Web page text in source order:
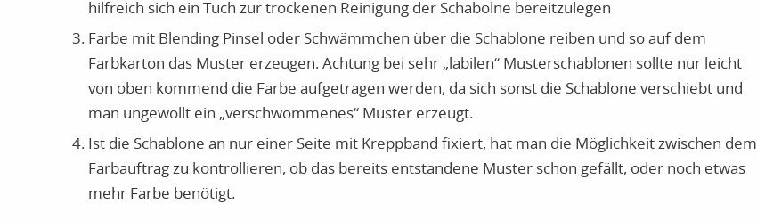
hilfreich sich ein Tuch zur trockenen Reinigung der Schabolne bereitzulegen
Farbe mit Blending Pinsel oder Schwämmchen über die Schablone reiben und so auf dem
Farbkarton das Muster erzeugen. Achtung bei sehr „labilen“ Musterschablonen sollte nur leicht
von oben kommend die Farbe aufgetragen werden, da sich sonst die Schablone verschiebt und
man ungewollt ein „verschwommenes“ Muster erzeugt.
Ist die Schablone an nur einer Seite mit Kreppband fixiert, hat man die Möglichkeit zwischen dem
Farbauftrag zu kontrollieren, ob das bereits entstandene Muster schon gefällt, oder noch etwas
mehr Farbe benötigt.